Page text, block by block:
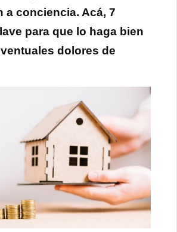
a conciencia. Acá, 7
para que lo haga bien
dolores de